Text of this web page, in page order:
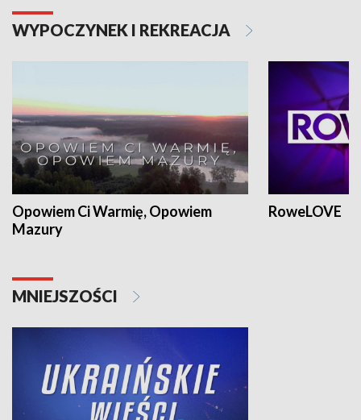
WYPOCZYNEK I REKREACJA
Opowiem Ci Warmię, Opowiem
Mazury
RoweLOVE
MNIEJSZOŚCI